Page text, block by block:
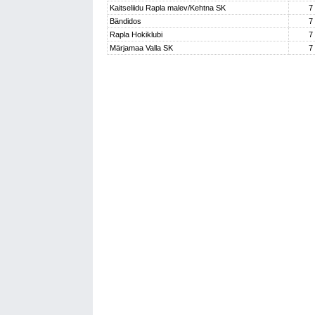
Kaitseliidu Rapla malev/Kehtna SK
7
Bändidos
7
Rapla Hokiklubi
7
Märjamaa Valla SK
7